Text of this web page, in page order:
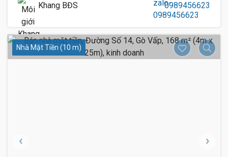
Khang BĐS 0989456623
Nhà Mặt Tiền (10 m)